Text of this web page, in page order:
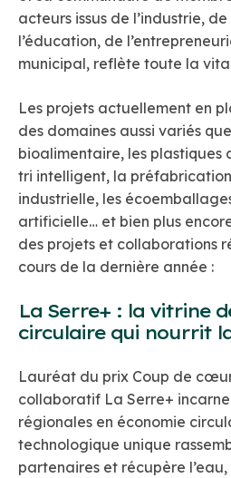
acteurs issus de l’industrie,
l’éducation, de
municipal, reflète toute la
Les projets actuellement en
des domaines aussi variés
bioalimentaire, les plastiques
tri intelligent, la
industrielle, les
artificielle… et bien plus
des projets et collaborations
cours de la dernière année :
La Serre+ : la vitrine
circulaire qui nourrit
Lauréat du prix Coup de
collaboratif La Serre+ incarne
régionales en économie
technologique unique
partenaires et récupère